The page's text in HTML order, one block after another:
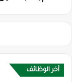
أخر الوظائف